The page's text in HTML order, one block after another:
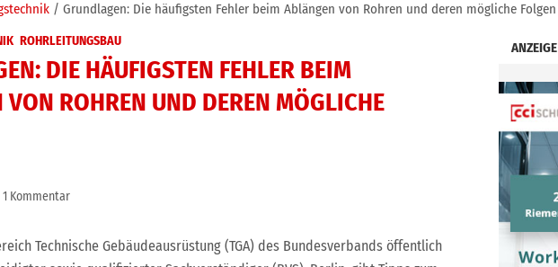
Grundlagen: Die häufigsten Fehler beim Ablängen von Rohren und deren mögliche Folgen
ROHRLEITUNGSBAU
DIE HÄUFIGSTEN FEHLER BEIM
VON ROHREN UND DEREN MÖGLICHE
1 Kommentar
Technische Gebäudeausrüstung (TGA) des Bundesverbands öffentlich
ANZEIGE